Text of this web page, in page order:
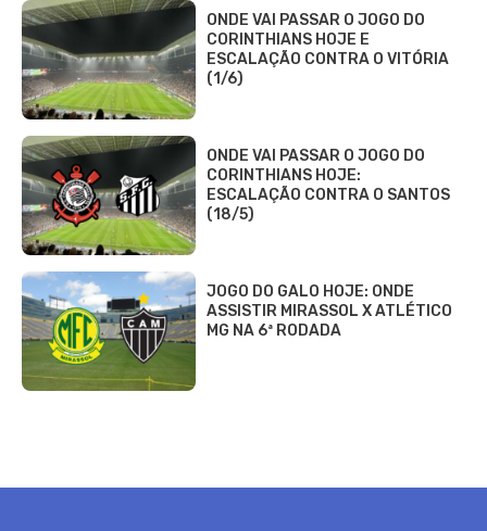
ONDE VAI PASSAR O JOGO DO
CORINTHIANS HOJE E
ESCALAÇÃO CONTRA O VITÓRIA
(1/6)
ONDE VAI PASSAR O JOGO DO
CORINTHIANS HOJE:
ESCALAÇÃO CONTRA O SANTOS
(18/5)
JOGO DO GALO HOJE: ONDE
ASSISTIR MIRASSOL X ATLÉTICO
MG NA 6ª RODADA